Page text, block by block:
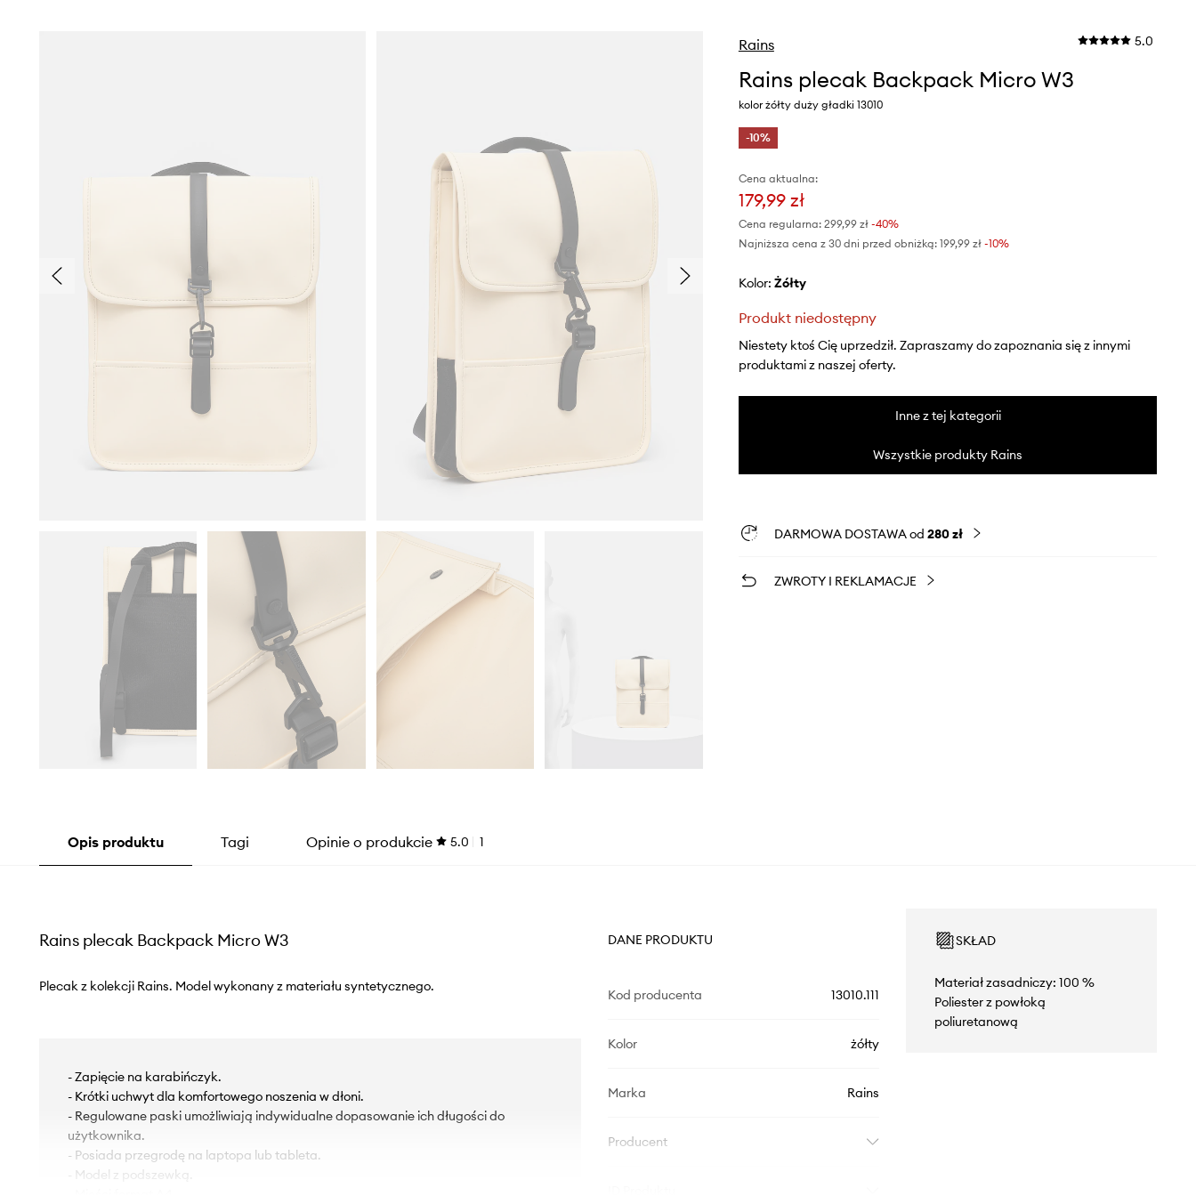
Rains 5.0
Rains plecak Backpack Micro W3
kolor żółty duży gładki 13010
-10%
Cena aktualna:
179,99 zł
Cena regularna: 299,99 zł-40%
Najniższa cena z 30 dni przed obniżką: 199,99 zł -10%
Kolor: żółty
Produkt niedostępny
Niestety ktoś Cię uprzedził. Zapraszamy do zapoznania się z innymi
produktami z naszej oferty.
Inne z tej kategorii
Wszystkie produkty Rains
DARMOWA DOSTAWA od 280 zł
ZWROTY I REKLAMACJE
Opis produktu Tagi Opinie o produkcie 5.0 1
Rains plecak Backpack Micro W3
Plecak z kolekcji Rains. Model wykonany z materiału syntetycznego.
- Zapięcie na karabińczyk.
- Krótki uchwyt dla komfortowego noszenia w dłoni.
- Regulowane paski umożliwiają indywidualne dopasowanie ich długości do
użytkownika.
- Posiada przegrodę na laptopa lub tableta.
- Model z podszewką.
DANE PRODUKTU
Kod producenta 13010.111
Kolor żółty
Marka Rains
Producent
SKŁAD
Materiał zasadniczy: 100 %
Poliester z powłoką
poliuretanową